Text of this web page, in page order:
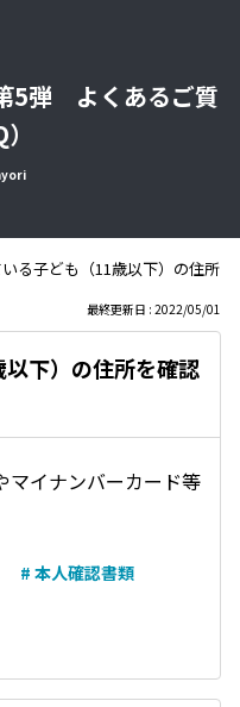
5弾 よくあるご質
る子ども（11歳以下）の住所
最終更新日 : 2022/05/01
下）の住所を確認
マイナンバーカード等
# 本人確認書類